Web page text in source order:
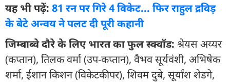
यह भी पढ़ें: 81 रन पर गिरे 4 विकेट... फिर राहुल द्रविड़
के बेटे अन्वय ने पलट दी पूरी कहानी
जिम्बाब्वे दौरे के लिए भारत का फुल स्क्वॉड: श्रेयस अय्यर
(कप्तान), तिलक वर्मा (उप-कप्तान), वैभव सूर्यवंशी, अभिषेक
शर्मा, ईशान किशन (विकेटकीपर), शिवम दुबे, सूर्यांश शेडगे,